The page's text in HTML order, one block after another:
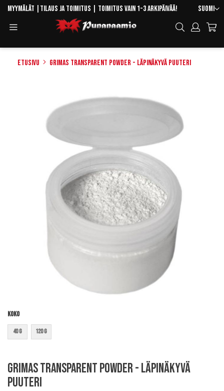
Skip
Content
Kieli
Suomi
Myymälät Tilaus ja toimitus | Toimitus vain 1-3 arkipäivää!
Hae
Etusivu Grimas Transparent Powder - Läpinäkyvä puuteri
Koko
40 g 120 g
to
the
beginning
Grimas Transparent Powder - Läpinäkyvä
puuteri